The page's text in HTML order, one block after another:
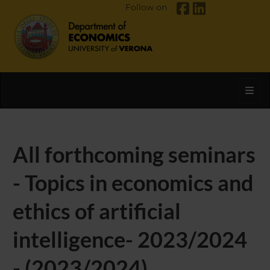
Follow on
All forthcoming seminars
- Topics in economics and
ethics of artificial
intelligence- 2023/2024